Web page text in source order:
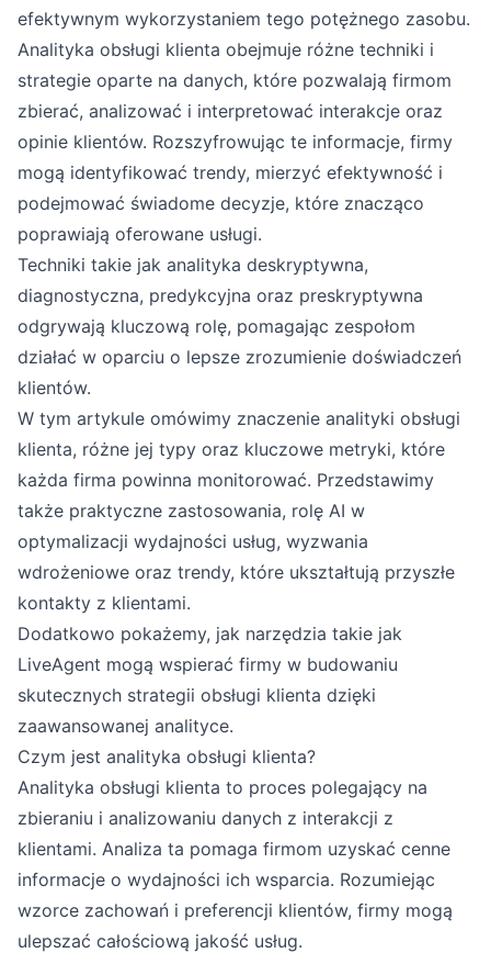
efektywnym wykorzystaniem tego potężnego zasobu.
Analityka obsługi klienta obejmuje różne techniki i
strategie oparte na danych, które pozwalają firmom
zbierać, analizować i interpretować interakcje oraz
opinie klientów. Rozszyfrowując te informacje, firmy
mogą identyfikować trendy, mierzyć efektywność i
podejmować świadome decyzje, które znacząco
poprawiają oferowane usługi.
Techniki takie jak analityka deskryptywna,
diagnostyczna, predykcyjna oraz preskryptywna
odgrywają kluczową rolę, pomagając zespołom
działać w oparciu o lepsze zrozumienie doświadczeń
klientów.
W tym artykule omówimy znaczenie analityki obsługi
klienta, różne jej typy oraz kluczowe metryki, które
każda firma powinna monitorować. Przedstawimy
także praktyczne zastosowania, rolę AI w
optymalizacji wydajności usług, wyzwania
wdrożeniowe oraz trendy, które ukształtują przyszłe
kontakty z klientami.
Dodatkowo pokażemy, jak narzędzia takie jak
LiveAgent mogą wspierać firmy w budowaniu
skutecznych strategii obsługi klienta dzięki
zaawansowanej analityce.
Czym jest analityka obsługi klienta?
Analityka obsługi klienta to proces polegający na
zbieraniu i analizowaniu danych z interakcji z
klientami. Analiza ta pomaga firmom uzyskać cenne
informacje o wydajności ich wsparcia. Rozumiejąc
wzorce zachowań i preferencji klientów, firmy mogą
ulepszać całościową jakość usług.